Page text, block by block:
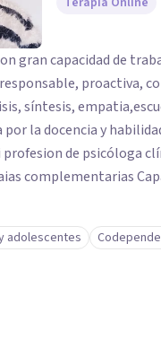
gran capacidad de
proactiva,
síntesis,
la docencia y
de psicóloga
complementarias
adolescentes